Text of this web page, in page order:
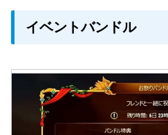
イベントバンドル